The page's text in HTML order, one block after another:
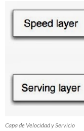
Capa de Velocidad y Servicio